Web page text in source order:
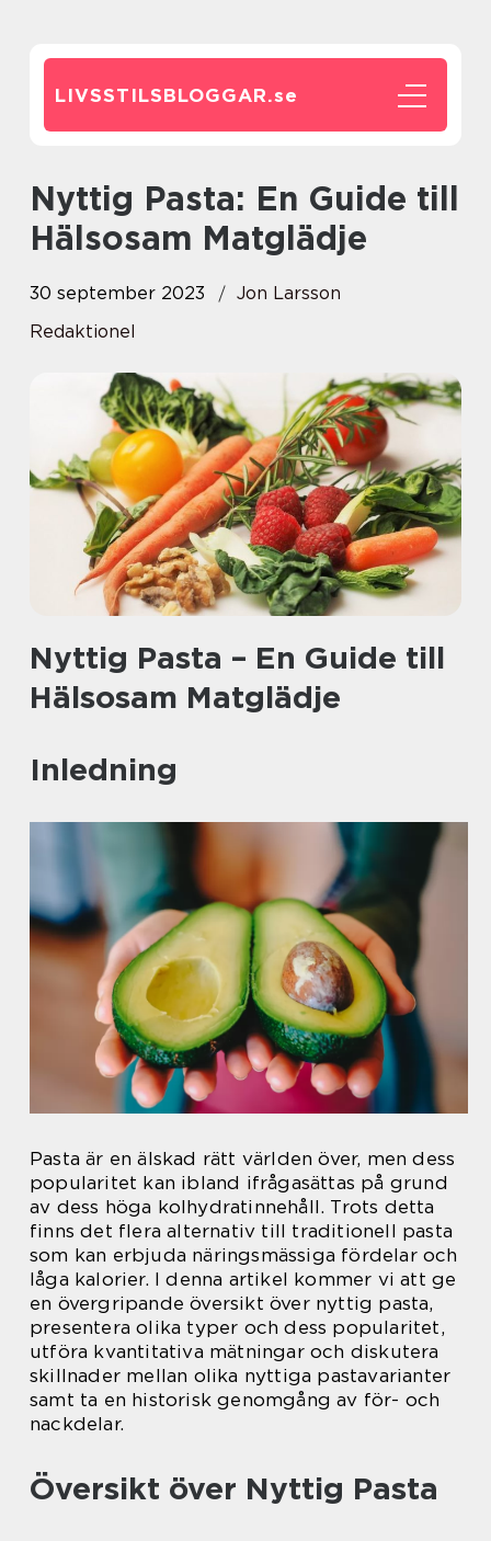
LIVSSTILSBLOGGAR.se
Nyttig Pasta: En Guide till
Hälsosam Matglädje
30 september 2023
Jon Larsson
Redaktionel
Nyttig Pasta – En Guide till
Hälsosam Matglädje
Inledning
Pasta är en älskad rätt världen över, men dess
popularitet kan ibland ifrågasättas på grund
av dess höga kolhydratinnehåll. Trots detta
finns det flera alternativ till traditionell pasta
som kan erbjuda näringsmässiga fördelar och
låga kalorier. I denna artikel kommer vi att ge
en övergripande översikt över nyttig pasta,
presentera olika typer och dess popularitet,
utföra kvantitativa mätningar och diskutera
skillnader mellan olika nyttiga pastavarianter
samt ta en historisk genomgång av för- och
nackdelar.
Översikt över Nyttig Pasta